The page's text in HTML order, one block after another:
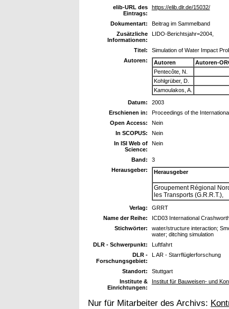
elib-URL des
Eintrags:
https://elib.dlr.de/15032/
Dokumentart:
Beitrag im Sammelband
Zusätzliche
Informationen:
LIDO-Berichtsjahr=2004,
Titel:
Simulation of Water Impact
Autoren:
Autoren
Autoren-
Pentecôte, N.
Kohlgrüber, D.
Kamoulakos, A.
Datum:
2003
Erschienen in:
Proceedings of the
Open Access:
Nein
In SCOPUS:
Nein
In ISI Web of
Science:
Nein
Band:
3
Herausgeber:
Herausgeber
Groupement Régional
les Transports (G.R.R.T.),
Verlag:
GRRT
Name der Reihe:
ICD03 International
Stichwörter:
water/structure interaction;
water; ditching simulation
DLR - Schwerpunkt:
Luftfahrt
DLR -
Forschungsgebiet:
L AR - Starrflüglerforschung
Standort:
Stuttgart
Institute &
Einrichtungen:
Institut für Bauweisen- und
Nur für Mitarbeiter des Archivs: